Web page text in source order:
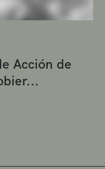
Acción de